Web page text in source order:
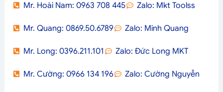
Mr. Hoài Nam: 0963 708 445 Zalo: Mkt Toolss
Mr. Quang: 0869.50.6789 Zalo: Minh Quang
Mr. Long: 0396.211.101 Zalo: Đức Long MKT
Mr. Cường: 0966 134 196 Zalo: Cường Nguyễn